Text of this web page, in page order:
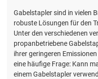
Gabelstapler sind in vielen
robuste Lösungen für den
Unter den verschiedenen
propanbetriebene
ihrer geringeren
eine häufige Frage: Kann
einem Gabelstapler